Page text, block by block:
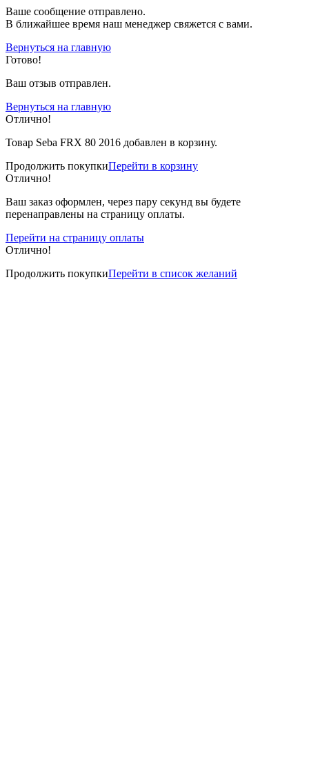
Вашe сообщение отправлено.
В ближайшее время наш менеджер свяжется с вами.
Вернуться на главную
Готово!
Ваш отзыв отправлен.
Вернуться на главную
Отлично!
Товар Seba FRX 80 2016 добавлен в корзину.
Продолжить покупкиПерейти в корзину
Отлично!
Ваш заказ оформлен, через пару секунд вы будете
перенаправлены на страницу оплаты.
Перейти на страницу оплаты
Отлично!
Продолжить покупкиПерейти в список желаний